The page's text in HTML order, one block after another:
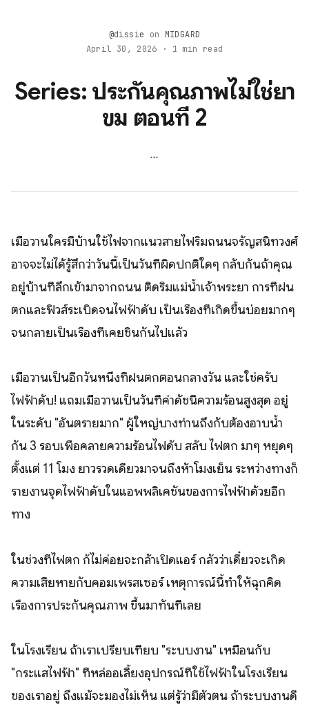
@dissie on MIDGARD
April 30, 2026 · 1 min read
Series: ประกันคุณภาพไม่ใช่ยา
ขม ตอนที่ 2
...
เมื่อวานใครมีบ้านใช้ไฟจากแนวสายไฟริมถนนจรัญสนิทวงศ์
อาจจะไม่ได้รู้สึกว่าวันนี้เป็นวันที่ผิดปกติใดๆ กลับกันถ้าคุณ
อยู่บ้านที่ลึกเข้ามาจากถนน ติดริมแม่น้ำเจ้าพระยา การที่ฝน
ตกและฟิวส์ระเบิดจนไฟฟ้าดับ เป็นเรื่องที่เกิดขึ้นบ่อยมากๆ
จนกลายเป็นเรื่องที่เคยชินกันไปแล้ว
เมื่อวานเป็นอีกวันหนึ่งที่ฝนตกตอนกลางวัน และใช่ครับ
ไฟฟ้าดับ! แถมเมื่อวานเป็นวันที่ค่าดัชนีความร้อนสูงสุด อยู่
ในระดับ "อันตรายมาก" ผู้ใหญ่บางท่านถึงกับต้องอาบน้ำ
กัน 3 รอบเพื่อคลายความร้อนไฟดับ สลับ ไฟตก มาๆ หยุดๆ
ตั้งแต่ 11 โมง ยาวรวดเดียวมาจนถึงห้าโมงเย็น ระหว่างทางก็
รายงานจุดไฟฟ้าดับในแอพพลิเคชั่นของการไฟฟ้าด้วยอีก
ทาง
ในช่วงที่ไฟตก ก้ไม่ค่อยจะกล้าเปิดแอร์ กลัวว่าเดี๋ยวจะเกิด
ความเสียหายกับคอมเพรสเซอร์ เหตุการณ์นี้ทำให้ฉุกคิด
เรื่องการประกันคุณภาพ ขึ้นมาทันทีเลย
ในโรงเรียน ถ้าเราเปรียบเทียบ "ระบบงาน" เหมือนกับ
"กระแสไฟฟ้า" ที่หล่ออเลี้ยงอุปกรณ์ที่ใช้ไฟฟ้าในโรงเรียน
ของเราอยู่ ถึงแม้จะมองไม่เห็น แต่รู้ว่ามีตัวตน ถ้าระบบงานดี